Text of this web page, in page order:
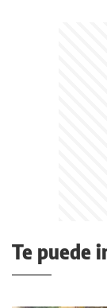
Te puede